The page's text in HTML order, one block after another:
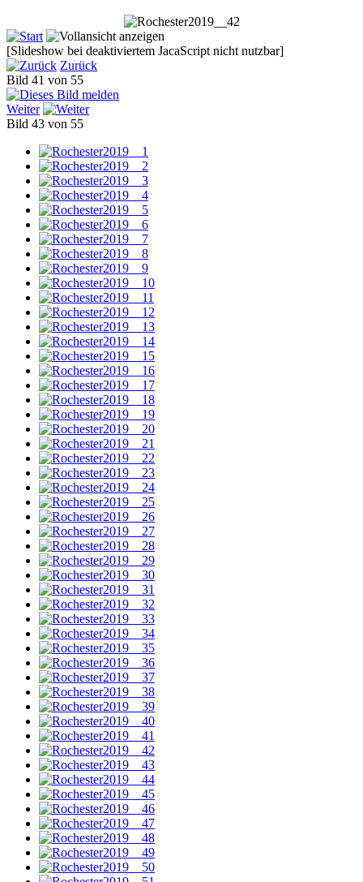
[Slideshow bei deaktiviertem JacaScript nicht nutzbar]
Zurück
Bild 41 von 55
Weiter
Bild 43 von 55